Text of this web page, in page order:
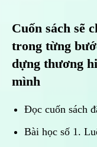
Cuốn sách sẽ
trong từng
dựng thương
mình
Đọc cuốn sách
Bài học số 1.